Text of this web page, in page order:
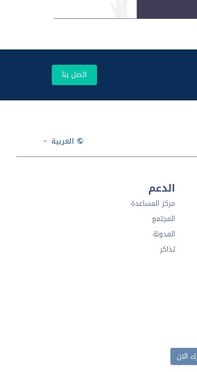
اتصل بنا
العربية
الدعم
مركز المساعدة
المجتمع
المدونة
تذاكر
الان